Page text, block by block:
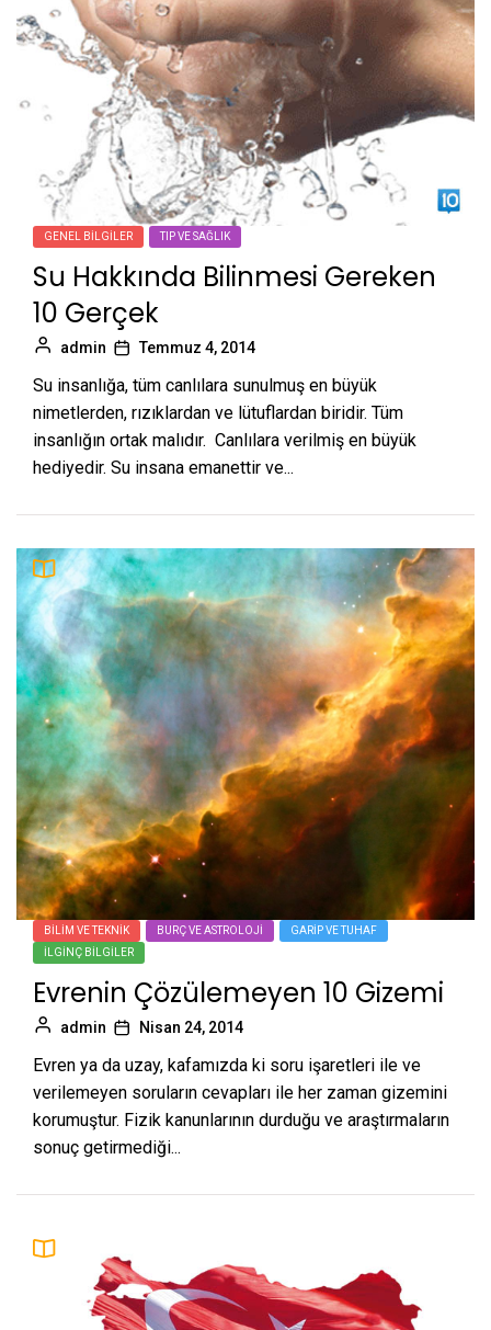
GENEL BILGILER TIP VE SAĞLIK
Su Hakkında Bilinmesi Gereken
10 Gerçek
admin Temmuz 4, 2014
Su insanlığa, tüm canlılara sunulmuş en büyük
nimetlerden, rızıklardan ve lütuflardan biridir. Tüm
insanlığın ortak malıdır. Canlılara verilmiş en büyük
hediyedir. Su insana emanettir ve...
BILIM VE TEKNIK BURÇ VE ASTROLOJI
GARIP VE TUHAF
İLGINÇ BILGILER
Evrenin Çözülemeyen 10 Gizemi
admin Nisan 24, 2014
Evren ya da uzay, kafamızda ki soru işaretleri ile ve
verilemeyen soruların cevapları ile her zaman gizemini
korumuştur. Fizik kanunlarının durduğu ve araştırmaların
sonuç getirmediği...